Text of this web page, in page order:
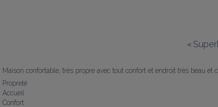
«
Maison confortable, très propre avec tout confort et endroit très beau et
Propreté
Accueil
Confort